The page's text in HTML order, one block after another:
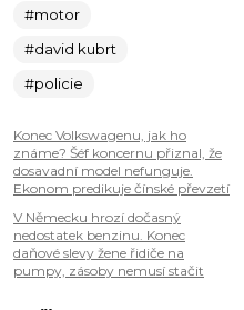
#motor
#david kubrt
#policie
Konec Volkswagenu, jak ho
známe? Šéf koncernu přiznal, že
dosavadní model nefunguje.
Ekonom predikuje čínské převzetí
V Německu hrozí dočasný
nedostatek benzinu. Konec
daňové slevy žene řidiče na
pumpy, zásoby nemusí stačit